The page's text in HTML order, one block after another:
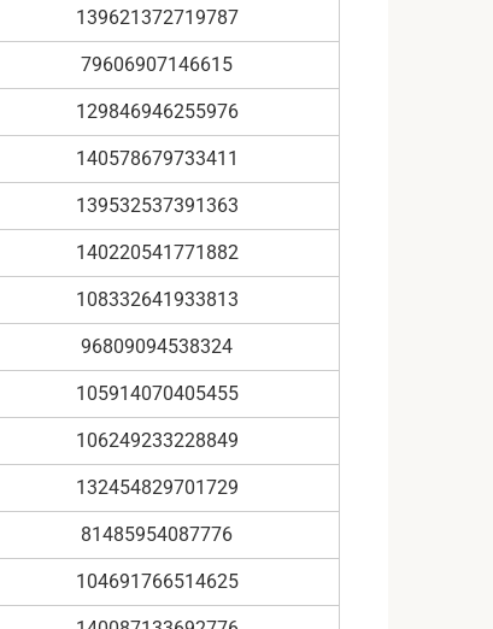
139621372719787
79606907146615
129846946255976
140578679733411
139532537391363
140220541771882
108332641933813
96809094538324
105914070405455
106249233228849
132454829701729
81485954087776
104691766514625